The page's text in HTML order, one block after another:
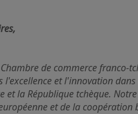
de commerce franco-
l'excellence et l'innovation
et la République tchèque.
et de la coopération